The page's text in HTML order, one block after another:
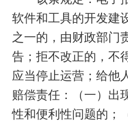
软件和工具的开发建
之一的，由财政部门
告；拒不改正的，不
应当停止运营；给他
赔偿责任：（一）出
性和便利性问题的；